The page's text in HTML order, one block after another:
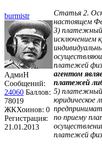
burmistr
АдмиН
Сообщений:
24060 Баллов:
78019
ЖКХоинов: 0
Регистрация:
21.01.2013
Статья 2.
настоящем
3) платежный
исключением
платежей
агентом
платежей
5)
юридическое
по приему
платежей